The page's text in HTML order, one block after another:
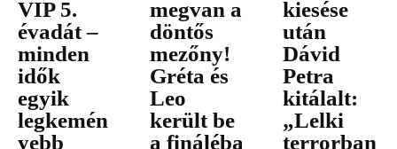
VIP 5.
évadát –
minden
idők
egyik
legkemén
yebb
megvan a
döntős
mezőny!
Gréta és
Leo
került be
a fináléba
kiesése
után
Dávid
Petra
kitálalt:
„Lelki
terrorban